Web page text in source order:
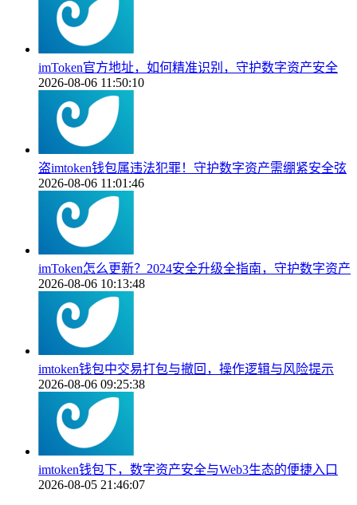
imToken官方地址，如何精准识别，守护数字资产安全
2026-08-06 11:50:10
盗imtoken钱包属违法犯罪！守护数字资产需绷紧安全弦
2026-08-06 11:01:46
imToken怎么更新？2024安全升级全指南，守护数字资产
2026-08-06 10:13:48
imtoken钱包中交易打包与撤回，操作逻辑与风险提示
2026-08-06 09:25:38
imtoken钱包下，数字资产安全与Web3生态的便捷入口
2026-08-05 21:46:07